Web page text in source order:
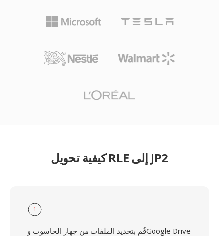
كيفية تحويل RLE إلى JP2
1
قُم بتحديد الملفات من جهاز الحاسوب وGoogle Drive